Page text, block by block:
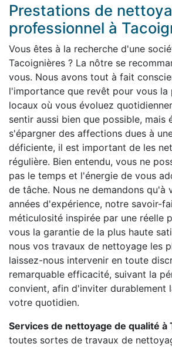
Prestations de
professionnel à
Vous êtes à la recherche d'une
Tacoignières ? La nôtre se
vous. Nous avons tout à fait
l'importance que revêt pour vous la
locaux où vous évoluez
sentir aussi bien que possible, mais
s'épargner des affections dues à
déficiente, il est important de les
régulière. Bien entendu, vous ne
pas le temps et l'énergie de vous
de tâche. Nous ne demandons qu'à
années d'expérience, notre savoir-
méticulosité inspirée par une réelle
vous la garantie de la plus haute
nous vos travaux de nettoyage les
laissez-nous intervenir en toute
remarquable efficacité, suivant la
convient, afin d'inviter durablement
votre quotidien.
Services de nettoyage de qualité à
toutes sortes de travaux de